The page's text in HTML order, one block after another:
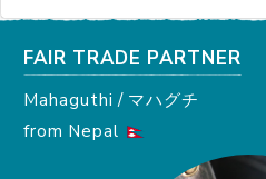
FAIR TRADE PARTNER
Mahaguthi / マハグチ
from Nepal